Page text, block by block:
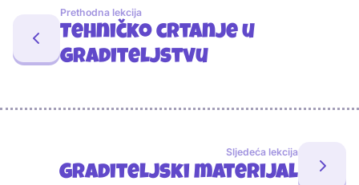
Prethodna lekcija
Tehničko crtanje u
graditeljstvu
Sljedeća lekcija
Graditeljski materijal